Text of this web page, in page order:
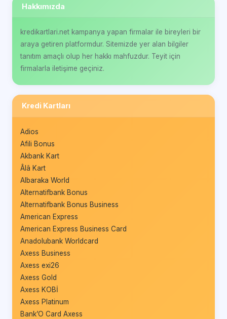
Hakkımızda
kredikartlari.net kampanya yapan firmalar ile bireyleri bir
araya getiren platformdur. Sitemizde yer alan bilgiler
tanıtım amaçlı olup her hakkı mahfuzdur. Teyit için
firmalarla iletişime geçiniz.
Kredi Kartları
Adios
Afili Bonus
Akbank Kart
Âlâ Kart
Albaraka World
Alternatifbank Bonus
Alternatifbank Bonus Business
American Express
American Express Business Card
Anadolubank Worldcard
Axess Business
Axess exi26
Axess Gold
Axess KOBİ
Axess Platinum
Bank’O Card Axess